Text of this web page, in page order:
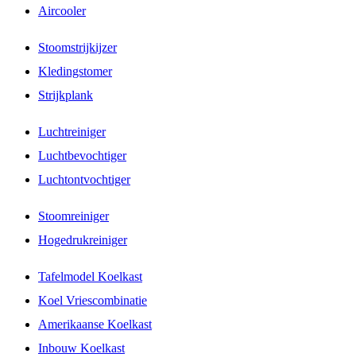
Aircooler
Stoomstrijkijzer
Kledingstomer
Strijkplank
Luchtreiniger
Luchtbevochtiger
Luchtontvochtiger
Stoomreiniger
Hogedrukreiniger
Tafelmodel Koelkast
Koel Vriescombinatie
Amerikaanse Koelkast
Inbouw Koelkast